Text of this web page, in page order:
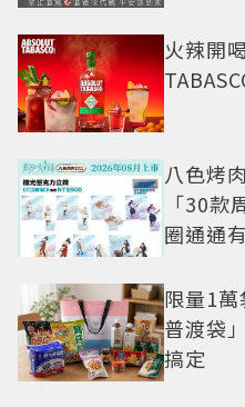
火辣開
八色烤
「30
圈通通有
限量1
普渡袋
搞定